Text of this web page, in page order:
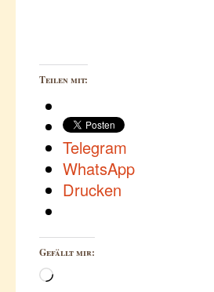
Teilen mit:
Telegram
WhatsApp
Drucken
Gefällt mir:
Wird